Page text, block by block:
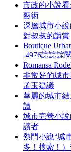
市政的小說看
藝術
深層城市小
對叔叔的讚賞
Boutique
-4976誴誴誴
Romansa
非常好的城市
孟玉建議
華麗的城市
讀
城市完善小
讀者
熱門小說“城
多！搜索！）